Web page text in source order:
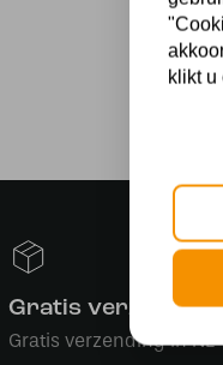
Gratis verzending
Gratis verzending in
klikt u